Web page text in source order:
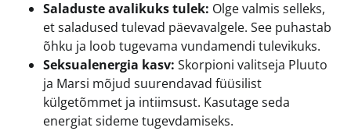
Saladuste avalikuks tulek: Olge valmis selleks,
et saladused tulevad päevavalgele. See puhastab
õhku ja loob tugevama vundamendi tulevikuks.
Seksualenergia kasv: Skorpioni valitseja Pluuto
ja Marsi mõjud suurendavad füüsilist
külgetõmmet ja intiimsust. Kasutage seda
energiat sideme tugevdamiseks.